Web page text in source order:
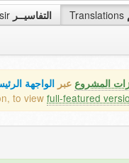
التفاسيــر Translations
المشروع عبر الواجهة
to view full-featured